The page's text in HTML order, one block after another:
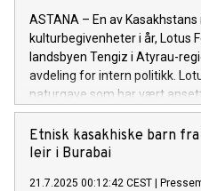
ASTANA – En av
kulturbegivenheter i år, Lotus
landsbyen Tengiz i Atyrau-
avdeling for intern politikk.
naturgave som har vært
tiltrekker seg turister både
sjeldenhet. Ville
verden, og blomsten er i ferd
mellom åtte og ti hektar.
Etnisk kasakhiske barn
leir i Burabai
21.7.2025 00:12:42 CEST